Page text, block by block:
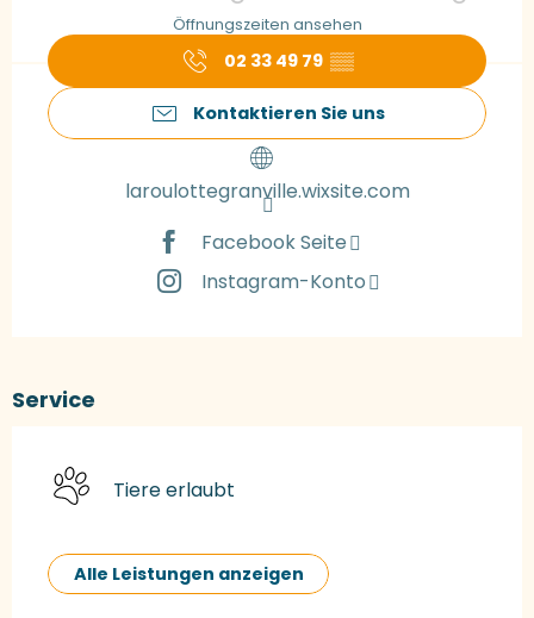
Öffnungszeiten ansehen
02 33 49 79 ▒▒
Kontaktieren Sie uns
laroulottegranville.wixsite.com
Facebook Seite
Instagram-Konto
Service
Tiere erlaubt
Alle Leistungen anzeigen